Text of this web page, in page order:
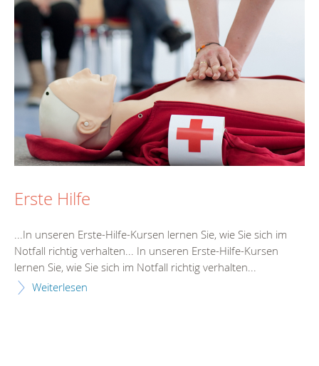
Erste Hilfe
...In unseren Erste-Hilfe-Kursen lernen Sie, wie Sie sich im
Notfall richtig verhalten... In unseren Erste-Hilfe-Kursen
lernen Sie, wie Sie sich im Notfall richtig verhalten...
Weiterlesen